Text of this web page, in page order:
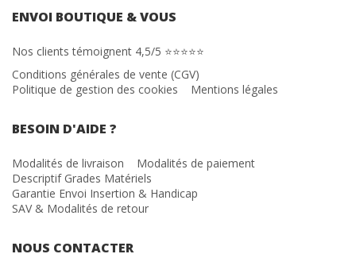
ENVOI BOUTIQUE & VOUS
Nos clients témoignent 4,5/5 ⭐⭐⭐⭐⭐
Conditions générales de vente (CGV)
Politique de gestion des cookies
Mentions légales
BESOIN D'AIDE ?
Modalités de livraison
Modalités de paiement
Descriptif Grades Matériels
Garantie Envoi Insertion & Handicap
SAV & Modalités de retour
NOUS CONTACTER